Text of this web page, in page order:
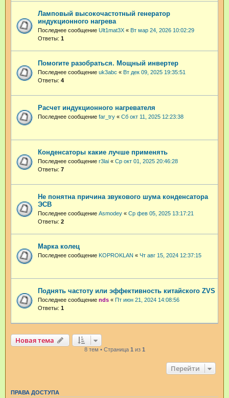
Ламповый высокочастотный генератор
индукционного нагрева
Последнее сообщение Ult1mat3X « Вт мар 24, 2026 10:02:29
Ответы: 1
Помогите разобраться. Мощный инвертер
Последнее сообщение uk3abc « Вт дек 09, 2025 19:35:51
Ответы: 4
Расчет индукционного нагревателя
Последнее сообщение far_try « Сб окт 11, 2025 12:23:38
Конденсаторы какие лучше применять
Последнее сообщение r3lai « Ср окт 01, 2025 20:46:28
Ответы: 7
Не понятна причина звукового шума конденсатора
ЭСВ
Последнее сообщение Asmodey « Ср фев 05, 2025 13:17:21
Ответы: 2
Марка колец
Последнее сообщение KOPROKLAN « Чт авг 15, 2024 12:37:15
Поднять частоту или эффективность китайского ZVS
Последнее сообщение nds « Пт июн 21, 2024 14:08:56
Ответы: 1
Новая тема
8 тем • Страница 1 из 1
Перейти
ПРАВА ДОСТУПА